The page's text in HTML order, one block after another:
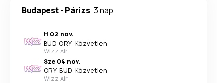
Budapest- Párizs 3 nap
H 02 nov.
BUD-ORY· Közvetlen
Wizz Air
Sze 04 nov.
ORY-BUD· Közvetlen
Wizz Air